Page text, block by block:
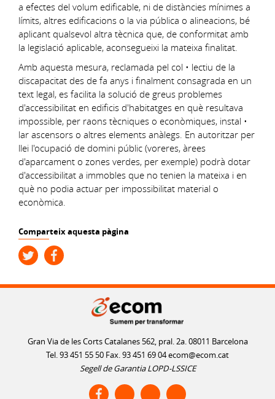
a efectes del volum edificable, ni de distàncies mínimes a
límits, altres edificacions o la via pública o alineacions, bé
aplicant qualsevol altra tècnica que, de conformitat amb
la legislació aplicable, aconsegueixi la mateixa finalitat.
Amb aquesta mesura, reclamada pel col • lectiu de la
discapacitat des de fa anys i finalment consagrada en un
text legal, es facilita la solució de greus problemes
d'accessibilitat en edificis d'habitatges en què resultava
impossible, per raons tècniques o econòmiques, instal •
lar ascensors o altres elements anàlegs. En autoritzar per
llei l'ocupació de domini públic (voreres, àrees
d'aparcament o zones verdes, per exemple) podrà dotar
d'accessibilitat a immobles que no tenien la mateixa i en
què no podia actuar per impossibilitat material o
econòmica.
Comparteix aquesta pàgina
Gran Via de les Corts Catalanes 562, pral. 2a. 08011 Barcelona
Tel. 93 451 55 50 Fax. 93 451 69 04ecom@ecom.cat
Segell de Garantia LOPD-LSSICE